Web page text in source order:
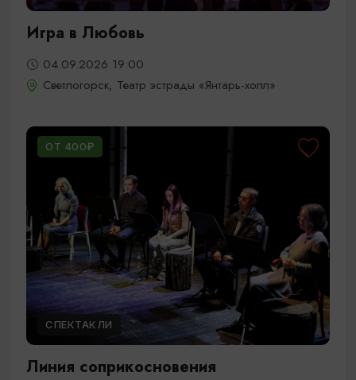
Игра в Любовь
04.09.2026 19:00
Светлогорск, Театр эстрады «Янтарь-холл»
ОТ 400₽
СПЕКТАКЛИ
Линия соприкосновения